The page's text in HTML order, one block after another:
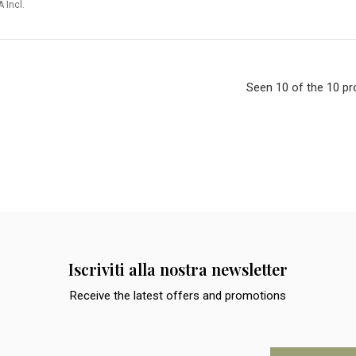
Incl.
Seen 10 of the 10
Iscriviti alla nostra newsletter
Receive the latest offers and promotions